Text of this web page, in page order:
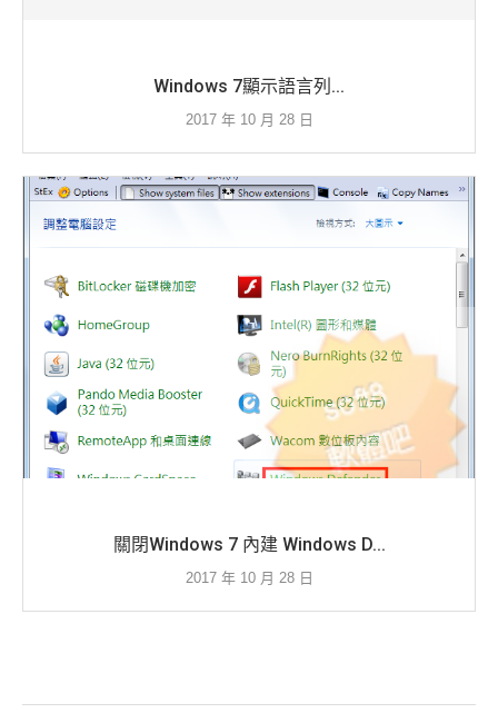
Windows 7顯示語言列...
2017 年 10 月 28 日
關閉Windows 7 內建 Windows D...
2017 年 10 月 28 日